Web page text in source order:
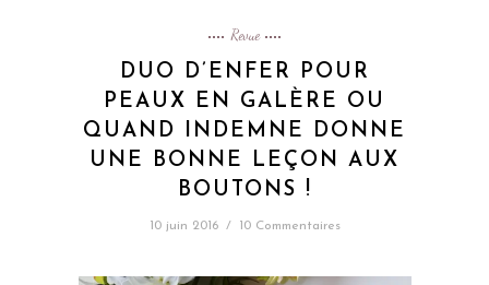
Revue
DUO D’ENFER POUR
PEAUX EN GALÈRE OU
QUAND INDEMNE DONNE
UNE BONNE LEÇON AUX
BOUTONS !
10 juin 2016 / 10 Commentaires